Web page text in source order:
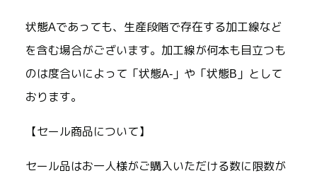
状態Aであっても、生産段階で存在する加工線など
を含む場合がございます。加工線が何本も目立つも
のは度合いによって「状態A-」や「状態B」として
おります。
【セール商品について】
セール品はお一人様がご購入いただける数に限数が